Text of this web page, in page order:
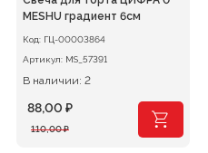
MESHU градиент 6см
Код: ГЦ-00003864
Артикул: MS_57391
В наличии: 2
110,00₽
Первоначальная
88,00 ₽
Текущая